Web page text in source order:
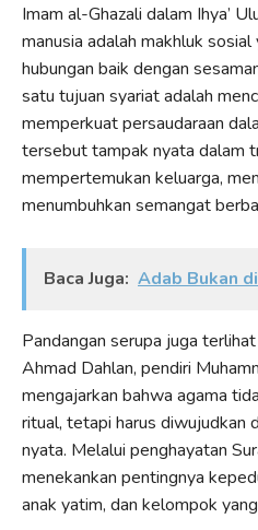
Imam al-Ghazali dalam Ihya’
manusia adalah makhluk
hubungan baik dengan
satu tujuan syariat adalah
memperkuat persaudaraan
tersebut tampak nyata dalam
mempertemukan keluarga,
menumbuhkan semangat
Baca Juga: Adab Bukan
Pandangan serupa juga
Ahmad Dahlan, pendiri
mengajarkan bahwa agama
ritual, tetapi harus diwujudkan
nyata. Melalui penghayatan
menekankan pentingnya
anak yatim, dan kelompok